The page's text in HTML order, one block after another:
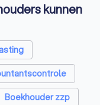
kunnen
Boekhouder zzp